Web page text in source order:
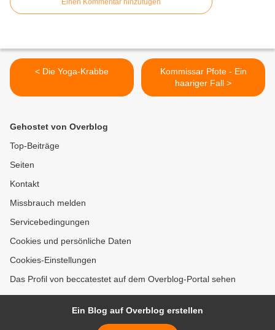
Einen Kommentar hinzufügen
< Die Yoga-Krabbe
Kommissar Pfote - Ein
haariger Fall >
Gehostet von Overblog
Top-Beiträge
Seiten
Kontakt
Missbrauch melden
Servicebedingungen
Cookies und persönliche Daten
Cookies-Einstellungen
Das Profil von beccatestet auf dem Overblog-Portal sehen
Ein Blog auf Overblog erstellen